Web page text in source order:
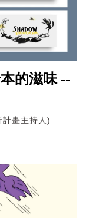
的滋味 --
畫主持人)